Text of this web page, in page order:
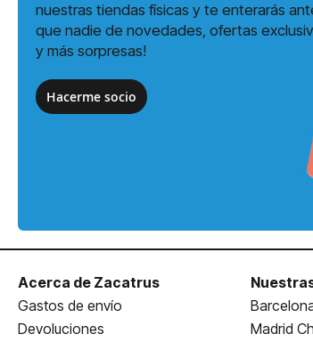
nuestras tiendas físicas y te enterarás
que nadie de novedades, ofertas
y más sorpresas!
Hacerme socio
Acerca de Zacatrus
Gastos de envío
Devoluciones
Madrid